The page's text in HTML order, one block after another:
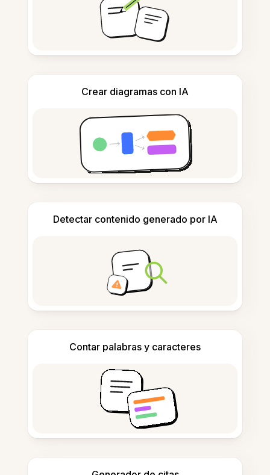
Crear diagramas con IA
Detectar contenido generado por IA
Contar palabras y caracteres